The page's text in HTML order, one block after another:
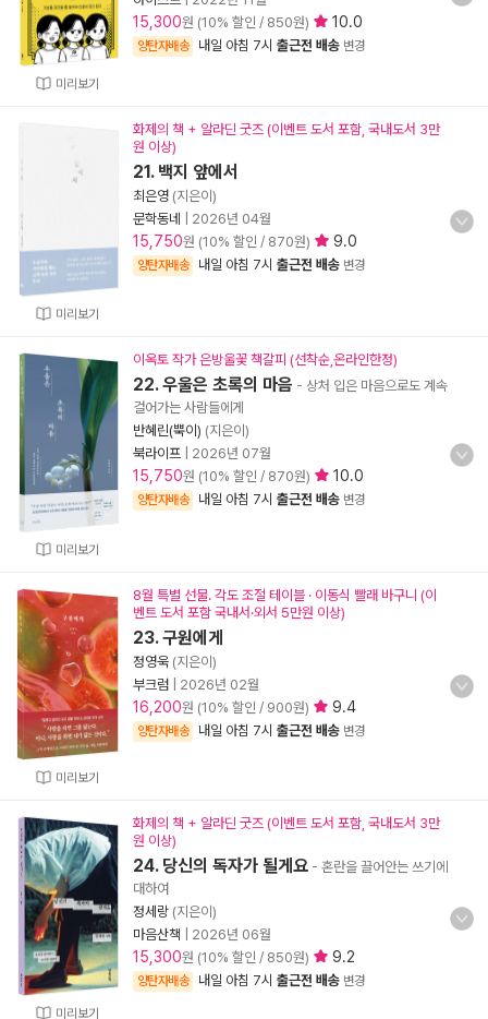
미리보기
15,300원 (10% 할인 / 850원) 10.0
양탄자배송 내일 아침 7시 출근전 배송 변경
미리보기
화제의 책 + 알라딘 굿즈 (이벤트 도서 포함, 국내도서 3만
원 이상)
21. 백지 앞에서
최은영 (지은이)
문학동네
2026년 04월
15,750원 (10% 할인 / 870원) 9.0
양탄자배송 내일 아침 7시 출근전 배송 변경
미리보기
이옥토 작가 은방울꽃 책갈피 (선착순,온라인한정)
22. 우울은 초록의 마음 - 상처 입은 마음으로도 계속
걸어가는 사람들에게
반혜린(뿍이) (지은이)
북라이프
2026년 07월
15,750원 (10% 할인 / 870원) 10.0
양탄자배송 내일 아침 7시 출근전 배송 변경
미리보기
8월 특별 선물. 각도 조절 테이블 · 이동식 빨래 바구니 (이
벤트 도서 포함 국내서·외서 5만원 이상)
23. 구원에게
정영욱 (지은이)
부크럼
2026년 02월
16,200원 (10% 할인 / 900원) 9.4
양탄자배송 내일 아침 7시 출근전 배송 변경
미리보기
화제의 책 + 알라딘 굿즈 (이벤트 도서 포함, 국내도서 3만
원 이상)
24. 당신의 독자가 될게요 - 혼란을 끌어안는 쓰기에
대하여
정세랑 (지은이)
마음산책
2026년 06월
15,300원 (10% 할인 / 850원) 9.2
양탄자배송 내일 아침 7시 출근전 배송 변경